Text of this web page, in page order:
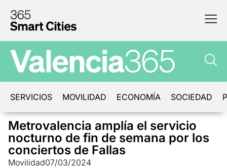
SERVICIOS MOVILIDAD ECONOMÍA SOCIEDAD
Metrovalencia amplía el servicio
nocturno de fin de semana por los
conciertos de Fallas
Movilidad07/03/2024